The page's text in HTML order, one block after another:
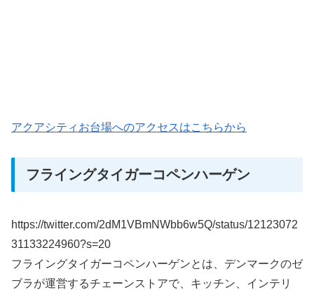
アクアシティお台場へのアクセスはこちらから
フライングタイガーコペンハーゲン
https://twitter.com/2dM1VBmNWbb6w5Q/status/12123072
31133224960?s=20
フライングタイガーコペンハーゲンとは、デンマークのゼ
ブラが運営するチェーンストアで、キッチン、インテリ